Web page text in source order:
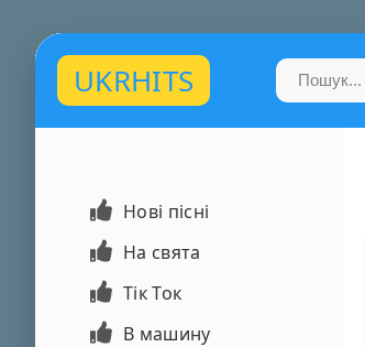
UKRHITS
Нові пісні
На свята
Тік Ток
В машину